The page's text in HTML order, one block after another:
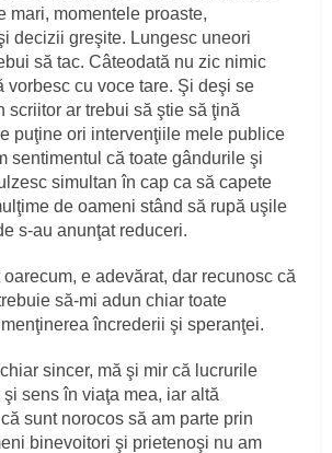
mari, momentele proaste,
decizii greşite. Lungesc uneori
să tac. Câteodată nu zic nimic
vorbesc cu voce tare. Şi deşi se
scriitor ar trebui să ştie să ţină
puţine ori intervenţiile mele publice
sentimentul că toate gândurile şi
simultan în cap ca să capete
de oameni stând să rupă uşile
s-au anunţat reduceri.
e adevărat, dar recunosc că
să-mi adun chiar toate
încrederii şi speranţei.
sincer, mă şi mir că lucrurile
sens în viaţa mea, iar altă
sunt norocos să am parte prin
binevoitori şi prietenoşi nu am